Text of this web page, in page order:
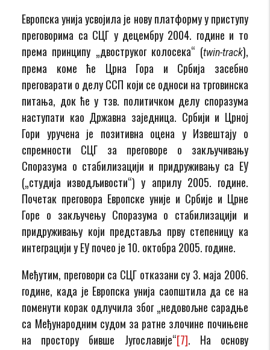
Европска унија усвојила је нову платформу у приступу
преговорима са СЦГ у децембру 2004. године и то
према принципу „двоструког колосека“ (twin-track),
према коме ће Црна Гора и Србија засебно
преговарати о делу ССП који се односи на трговинска
питања, док ће у тзв. политичком делу споразума
наступати као Државна заједница. Србији и Црној
Гори уручена је позитивна оцена у Извештају о
спремности СЦГ за преговоре о закључивању
Споразума о стабилизацији и придруживању са ЕУ
(„студија изводљивости“) у априлу 2005. године.
Почетак преговора Европске уније и Србије и Црне
Горе о закључењу Споразума о стабилизацији и
придруживању који представља прву степеницу ка
интеграцији у ЕУ почео је 10. октобра 2005. године.
Међутим, преговори са СЦГ отказани су 3. маја 2006.
године, када је Европска унија саопштила да се на
поменути корак одлучила због „недовољне сарадње
са Међународним судом за ратне злочине почињене
на простору бивше Југославије“[7]. На основу